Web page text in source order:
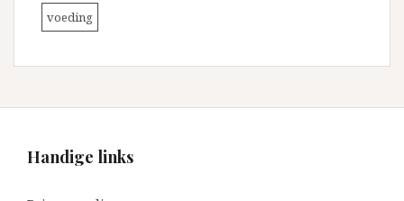
voeding
Handige links